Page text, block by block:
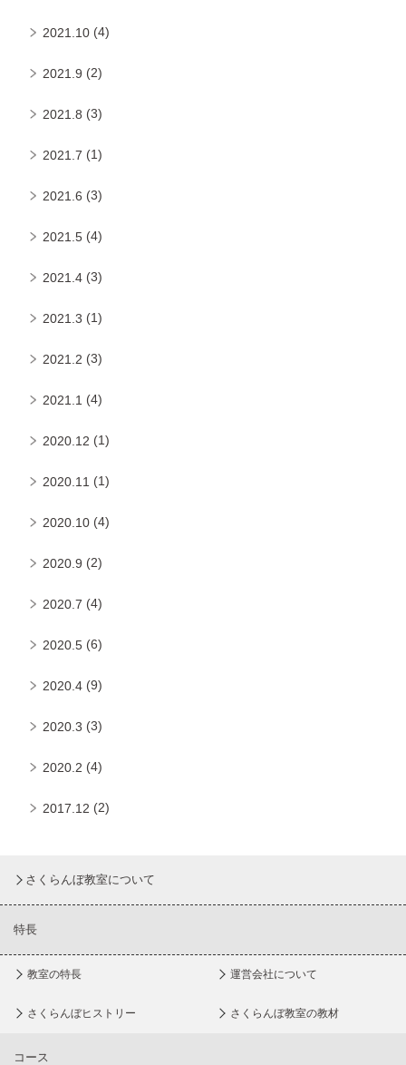
2021.10 (4)
2021.9 (2)
2021.8 (3)
2021.7 (1)
2021.6 (3)
2021.5 (4)
2021.4 (3)
2021.3 (1)
2021.2 (3)
2021.1 (4)
2020.12 (1)
2020.11 (1)
2020.10 (4)
2020.9 (2)
2020.7 (4)
2020.5 (6)
2020.4 (9)
2020.3 (3)
2020.2 (4)
2017.12 (2)
さくらんぼ教室について
特長
教室の特長 運営会社について
さくらんぼヒストリー さくらんぼ教室の教材
コース